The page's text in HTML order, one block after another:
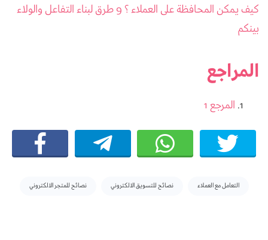
كيف يمكن المحافظة على العملاء ؟ 9 طرق لبناء التفاعل والولاء
بينكم
المراجع
المرجع 1
التعامل مع العملاء نصائح للتسويق الالكتروني نصائح للمتجر الالكتروني